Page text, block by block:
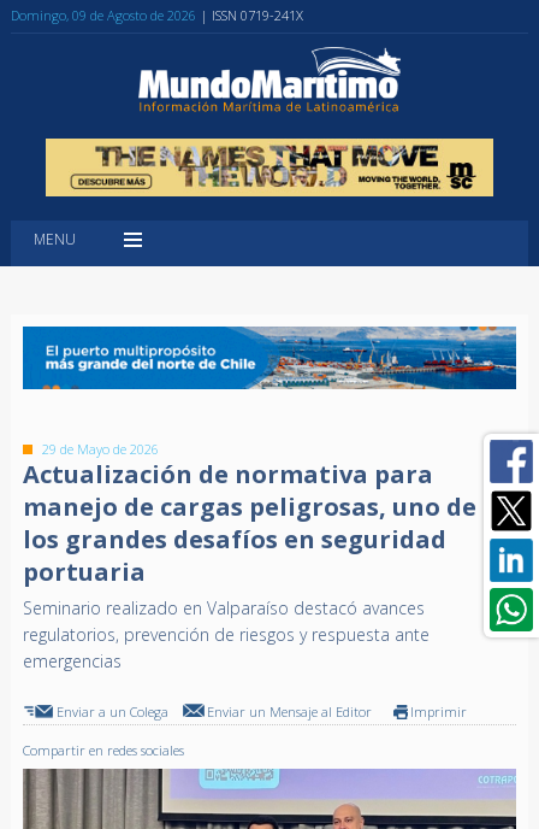
Domingo, 09 de Agosto de 2026 | ISSN 0719-241X
MENU
29 de Mayo de 2026
Actualización de normativa para
manejo de cargas peligrosas, uno de
los grandes desafíos en seguridad
portuaria
Seminario realizado en Valparaíso destacó avances
regulatorios, prevención de riesgos y respuesta ante
emergencias
Enviar a un Colega Enviar un Mensaje al Editor Imprimir
Compartir en redes sociales